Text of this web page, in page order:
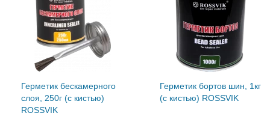
Герметик бескамерного
слоя, 250г (с кистью)
ROSSVIK
Герметик бортов шин, 1кг
(с кистью) ROSSVIK